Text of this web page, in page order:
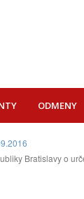
ODMENY
Bratislavy o